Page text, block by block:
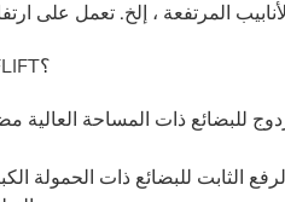
لماذا تختار الرافعة المقصية الكهربائية الثقيلة DFLIFT؟
للبضائع ذات المساحة
الثابت للبضائع ذات الحمولة